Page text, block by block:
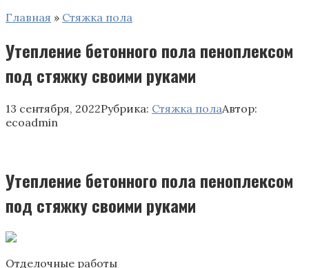
Главная » Стяжка пола
Утепление бетонного пола пеноплексом
под стяжку своими руками
13 сентября, 2022Рубрика: Стяжка полаАвтор:
ecoadmin
Утепление бетонного пола пеноплексом
под стяжку своими руками
Отделочные работы